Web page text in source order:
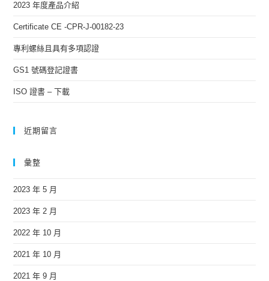
2023 年度產品介紹
Certificate CE -CPR-J-00182-23
專利螺絲且具有多項認證
GS1 號碼登記證書
ISO 證書 – 下載
近期留言
彙整
2023 年 5 月
2023 年 2 月
2022 年 10 月
2021 年 10 月
2021 年 9 月